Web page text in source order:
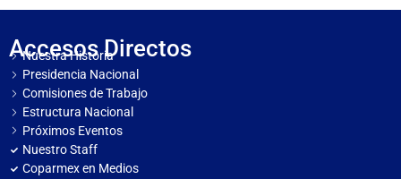
Accesos Directos
Nuestra Historia
Presidencia Nacional
Comisiones de Trabajo
Estructura Nacional
Próximos Eventos
Nuestro Staff
Coparmex en Medios